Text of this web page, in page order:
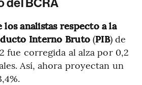
del BCRA
analistas respecto a la
Interno Bruto (PIB) de
fue corregida al alza por 0,2
Así, ahora proyectan un